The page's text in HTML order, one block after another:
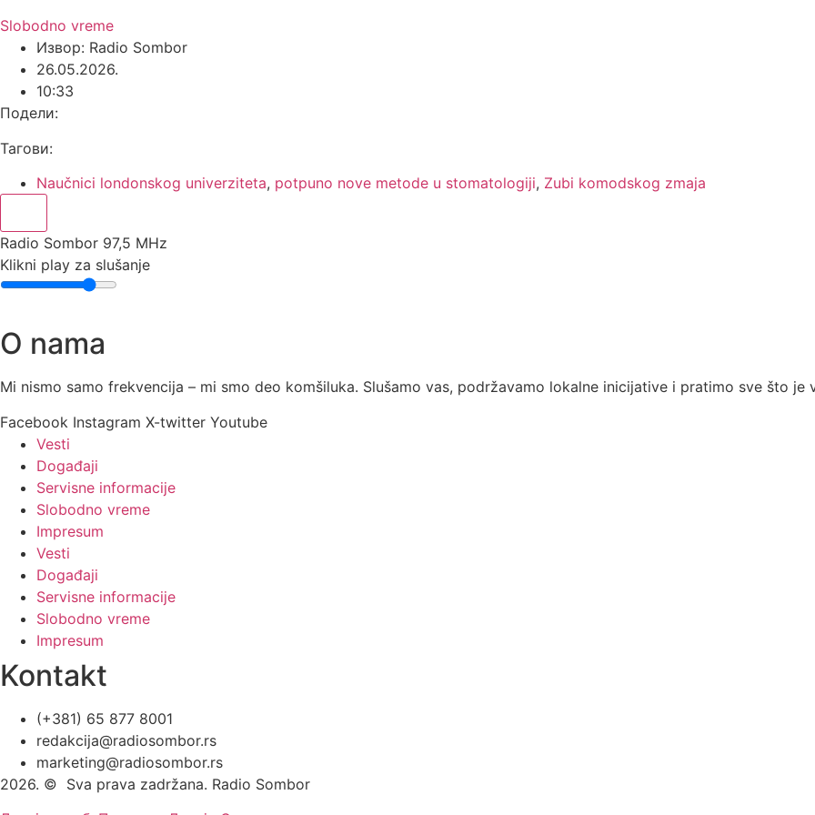
Slobodno vreme
Извор: Radio Sombor
26.05.2026.
10:33
Подели:
Тагови:
Naučnici londonskog univerziteta, potpuno nove metode u stomatologiji, Zubi komodskog zmaja
Radio Sombor 97,5 MHz
Klikni play za slušanje
O nama
Mi nismo samo frekvencija – mi smo deo komšiluka. Slušamo vas, podržavamo lokalne inicijative i pratimo sve što je
Facebook Instagram X-twitter Youtube
Vesti
Događaji
Servisne informacije
Slobodno vreme
Impresum
Vesti
Događaji
Servisne informacije
Slobodno vreme
Impresum
Kontakt
(+381) 65 877 8001
redakcija@radiosombor.rs
marketing@radiosombor.rs
2026. © Sva prava zadržana. Radio Sombor